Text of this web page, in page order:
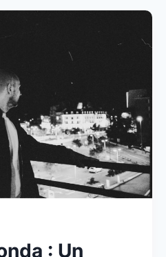
: Un